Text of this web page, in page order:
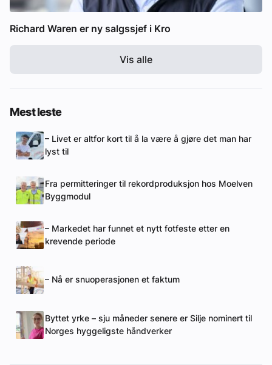
Richard Waren er ny salgssjef i Kro
Vis alle
Mest leste
– Livet er altfor kort til å la være å gjøre det man har
lyst til
Fra permitteringer til rekordproduksjon hos Moelven
Byggmodul
– Markedet har funnet et nytt fotfeste etter en
krevende periode
– Nå er snuoperasjonen et faktum
Byttet yrke – sju måneder senere er Silje nominert til
Norges hyggeligste håndverker